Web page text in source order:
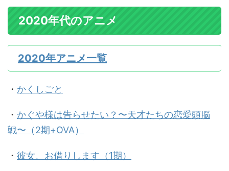
2020年代のアニメ
2020年アニメ一覧
・ かくしごと
・ かぐや様は告らせたい？〜天才たちの恋愛頭脳
戦〜（2期+OVA）
・ 彼女、お借りします（1期）